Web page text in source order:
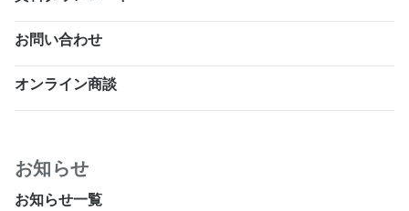
お問い合わせ
オンライン商談
お知らせ
お知らせ一覧